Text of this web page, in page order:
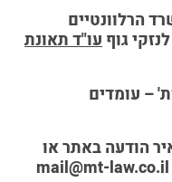
הרלוונטיים
גוףעו"ד תאונת
– עומדים
הודעה באתראו
mail@mt-law.co.il